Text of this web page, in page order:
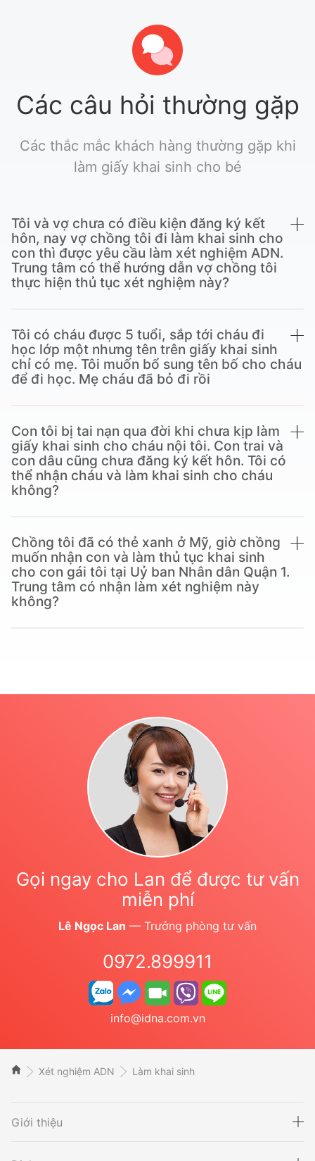
Các câu hỏi thường gặp
Các thắc mắc khách hàng thường gặp khi
làm giấy khai sinh cho bé
Tôi và vợ chưa có điều kiện đăng ký kết
hôn, nay vợ chồng tôi đi làm khai sinh cho
con thì được yêu cầu làm xét nghiệm ADN.
Trung tâm có thể hướng dẫn vợ chồng tôi
thực hiện thủ tục xét nghiệm này?
Tôi có cháu được 5 tuổi, sắp tới cháu đi
học lớp một nhưng tên trên giấy khai sinh
chỉ có mẹ. Tôi muốn bổ sung tên bố cho cháu
để đi học. Mẹ cháu đã bỏ đi rồi
Con tôi bị tai nạn qua đời khi chưa kịp làm
giấy khai sinh cho cháu nội tôi. Con trai và
con dâu cũng chưa đăng ký kết hôn. Tôi có
thể nhận cháu và làm khai sinh cho cháu
không?
Chồng tôi đã có thẻ xanh ở Mỹ, giờ chồng
muốn nhận con và làm thủ tục khai sinh
cho con gái tôi tại Uỷ ban Nhân dân Quận 1.
Trung tâm có nhận làm xét nghiệm này
không?
Gọi ngay cho Lan để được tư vấn
miễn phí
Lê Ngọc Lan — Trưởng phòng tư vấn
0972.899911
info@idna.com.vn
Xét nghiệm ADN Làm khai sinh
Giới thiệu